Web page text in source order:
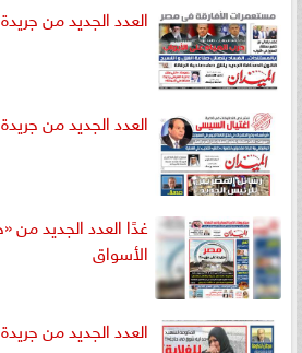
العدد الجديد من جريدة
العدد الجديد من جريدة
غدًا العدد الجديد من
الأسواق
العدد الجديد من جريدة